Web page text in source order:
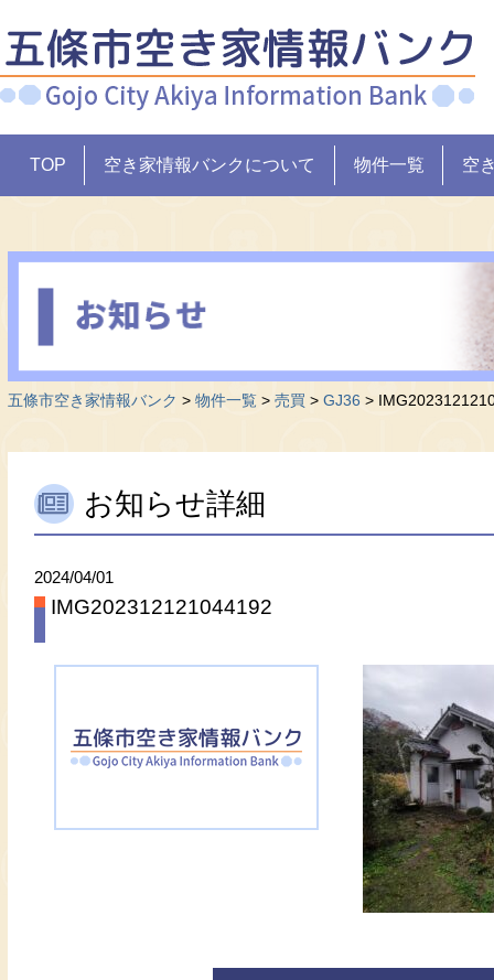
TOP 空き家情報バンクについて 物件一覧 空
五條市空き家情報バンク > 物件一覧 > 売買 > GJ36 >
お知らせ詳細
2024/04/01
IMG202312121044192